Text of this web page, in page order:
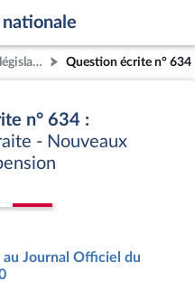
législature Question écrite n° 634
n° 634 :
- Nouveaux
Journal Officiel du